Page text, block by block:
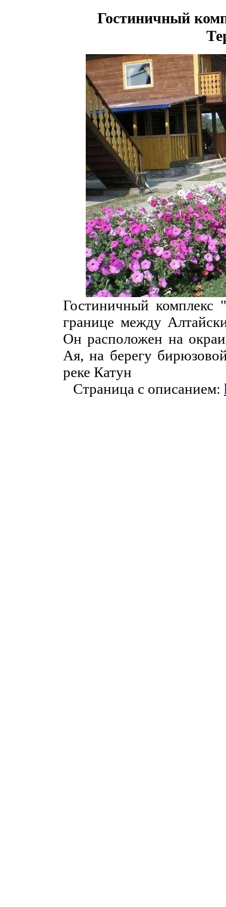
Гостиничный
Гостиничный комплекс
границе между
Он расположен на
Ая, на берегу
реке Катун
Страница с описанием: